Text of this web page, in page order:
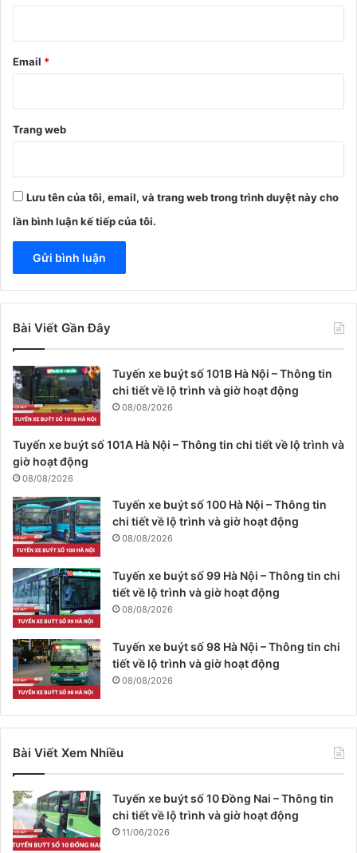
Email *
Trang web
Lưu tên của tôi, email, và trang web trong trình duyệt này cho
lần bình luận kế tiếp của tôi.
Bài Viết Gần Đây
Tuyến xe buýt số 101B Hà Nội – Thông tin
chi tiết về lộ trình và giờ hoạt động
08/08/2026
Tuyến xe buýt số 101A Hà Nội – Thông tin chi tiết về lộ trình và
giờ hoạt động
08/08/2026
Tuyến xe buýt số 100 Hà Nội – Thông tin
chi tiết về lộ trình và giờ hoạt động
08/08/2026
Tuyến xe buýt số 99 Hà Nội – Thông tin chi
tiết về lộ trình và giờ hoạt động
08/08/2026
Tuyến xe buýt số 98 Hà Nội – Thông tin chi
tiết về lộ trình và giờ hoạt động
08/08/2026
Bài Viết Xem Nhiều
Tuyến xe buýt số 10 Đồng Nai – Thông tin
chi tiết về lộ trình và giờ hoạt động
11/06/2026